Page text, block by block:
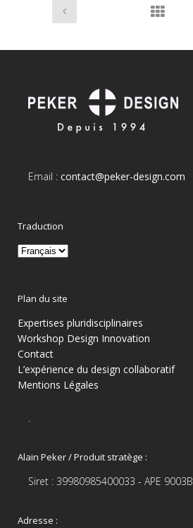
Email : contact@peker-design.com
Traduction
Plan du site
Expertises pluridisciplinaires
Workshop Design Innovation
Contact
L’expérience du design collaboratif
Mentions Légales
.
Alain Peker / Produit stratège :
Siret : 39980985400033 - APE 9003B
Adresse :